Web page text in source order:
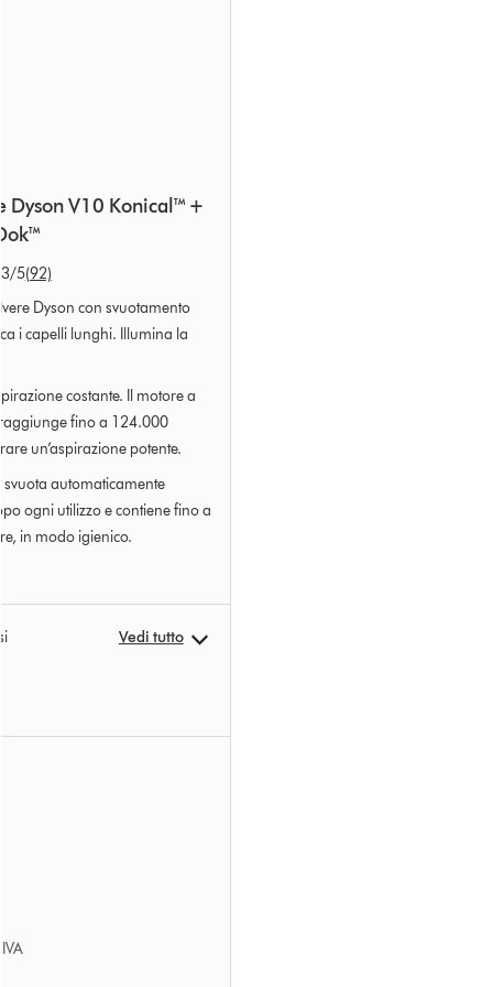
Dyson V10 Konical™ +
/5(92)
Dyson con svuotamento
i capelli lunghi. Illumina la
costante. Il motore a
fino a 124.000
un’aspirazione potente.
automaticamente
ogni utilizzo e contiene fino a
in modo igienico.
Vedi tutto